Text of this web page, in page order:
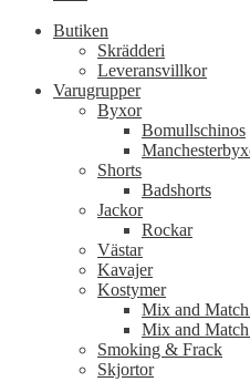
Butiken
Skrädderi
Leveransvillkor
Varugrupper
Byxor
Bomullschinos
Shorts
Badshorts
Jackor
Rockar
Västar
Kavajer
Kostymer
Mix and
Mix and
Smoking & Frack
Skjortor